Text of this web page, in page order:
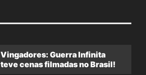
Vingadores: Guerra Infinita
teve cenas filmadas no Brasil!